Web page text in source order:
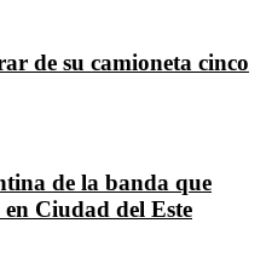
de su camioneta cinco
de la banda que
Ciudad del Este